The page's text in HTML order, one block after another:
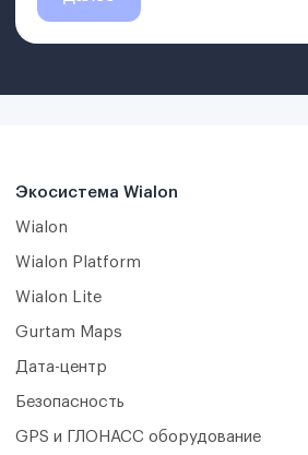
Экосистема Wialon
Wialon
Wialon Platform
Wialon Lite
Gurtam Maps
Дата-центр
Безопасность
GPS и ГЛОНАСС оборудование